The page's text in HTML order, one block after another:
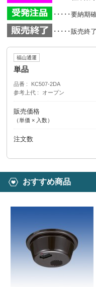
･････要納期
･････販売終
福山通運
単品
品番
KC507-2DA
参考上代
オープン
販売価格
（単価 × 入数）
注文数
おすすめ商品